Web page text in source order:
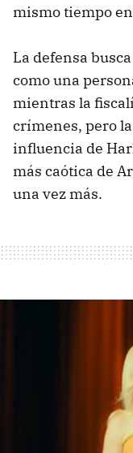
mismo tiempo
La defensa
como una
mientras la
crímenes, pero
influencia de
más caótica de
una vez más.